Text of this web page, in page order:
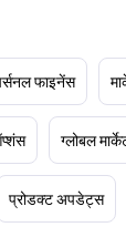
फाइनेंस
ग्लोबल
प्रोडक्ट अपडेट्स